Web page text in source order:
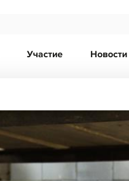
Участие Новости